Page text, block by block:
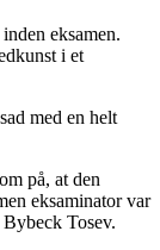
eksamen.
i et
med en helt
på, at den
eksaminator var
Tosev.